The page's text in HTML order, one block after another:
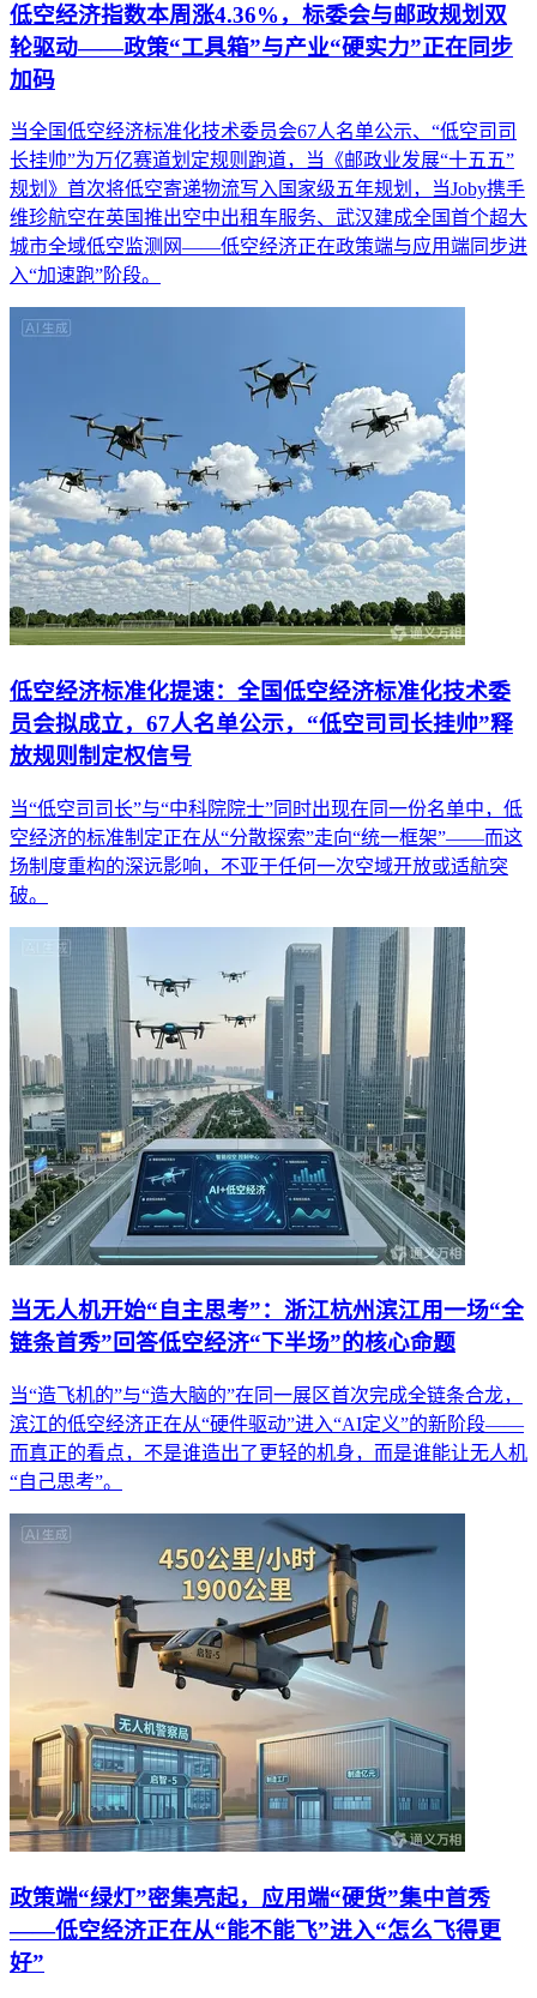
低空经济指数本周涨4.36%，标委会与邮政规划双
轮驱动——政策“工具箱”与产业“硬实力”正在同步
加码
当全国低空经济标准化技术委员会67人名单公示、“低空司司
长挂帅”为万亿赛道划定规则跑道，当《邮政业发展“十五五”
规划》首次将低空寄递物流写入国家级五年规划，当Joby携手
维珍航空在英国推出空中出租车服务、武汉建成全国首个超大
城市全域低空监测网——低空经济正在政策端与应用端同步进
入“加速跑”阶段。
低空经济标准化提速：全国低空经济标准化技术委
员会拟成立，67人名单公示，“低空司司长挂帅”释
放规则制定权信号
当“低空司司长”与“中科院院士”同时出现在同一份名单中，低
空经济的标准制定正在从“分散探索”走向“统一框架”——而这
场制度重构的深远影响，不亚于任何一次空域开放或适航突
破。
当无人机开始“自主思考”：浙江杭州滨江用一场“全
链条首秀”回答低空经济“下半场”的核心命题
当“造飞机的”与“造大脑的”在同一展区首次完成全链条合龙，
滨江的低空经济正在从“硬件驱动”进入“AI定义”的新阶段——
而真正的看点，不是谁造出了更轻的机身，而是谁能让无人机
“自己思考”。
政策端“绿灯”密集亮起，应用端“硬货”集中首秀
——低空经济正在从“能不能飞”进入“怎么飞得更
好”